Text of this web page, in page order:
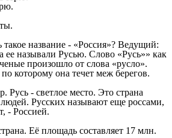
ты.
название - «Россия»? Ведущий:
ее называли Русью. Слово «Русь»» как
произошло от слова «русло».
которому она течет меж берегов.
Русь - светлое место. Это страна
Русских называют еще россами,
- Россией.
Её площадь составляет 17 млн.